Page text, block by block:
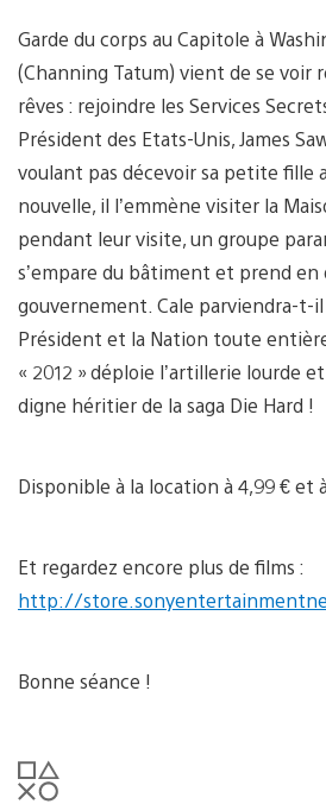
Garde du corps au Capitole à
(Channing Tatum) vient de se voir
rêves : rejoindre les Services
Président des Etats-Unis, James
voulant pas décevoir sa petite fille
nouvelle, il l’emmène visiter la
pendant leur visite, un groupe
s’empare du bâtiment et prend en
gouvernement. Cale parviendra-t-il
Président et la Nation toute
« 2012 » déploie l’artillerie lourde
digne héritier de la saga Die Hard !
Disponible à la location à 4,99 € et
Et regardez encore plus de films :
http://
Bonne séance !